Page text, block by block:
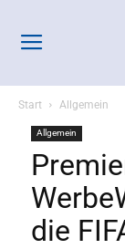
Start Allgemein
Allgemein
die